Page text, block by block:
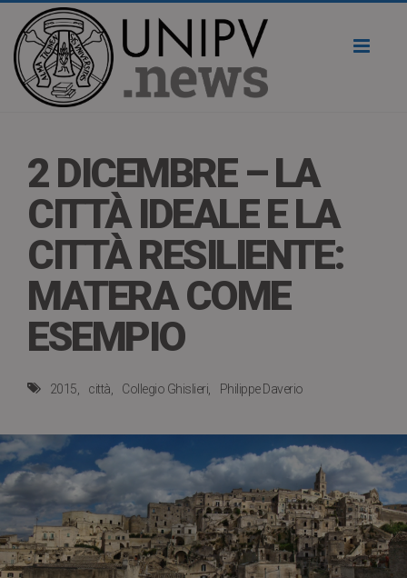
2 DICEMBRE – LA
CITTÀ IDEALE E LA
CITTÀ RESILIENTE:
MATERA COME
ESEMPIO
2015 città Collegio Ghislieri Philippe Daverio